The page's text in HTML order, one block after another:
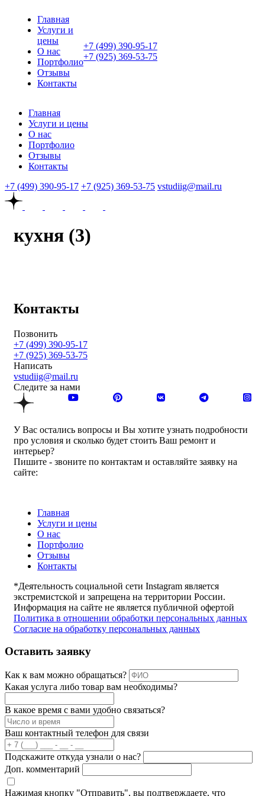
Главная
Услуги и
цены
О нас
Портфолио
Отзывы
Контакты
+7 (499) 390-95-17
+7 (925) 369-53-75
Главная
Услуги и цены
О нас
Портфолио
Отзывы
Контакты
+7 (499) 390-95-17 +7 (925) 369-53-75 vstudiig@mail.ru
кухня (3)
Контакты
У Вас остались вопросы и Вы хотите узнать подробности
про условия и сколько будет стоить Ваш ремонт и
интерьер?
Пишите - звоните по контактам и оставляйте заявку на
сайте:
Главная
Услуги и цены
О нас
Портфолио
Отзывы
Контакты
Позвонить
+7 (499) 390-95-17
+7 (925) 369-53-75
Написать
vstudiig@mail.ru
Следите за нами
*Деятельность социальной сети Instagram является
экстремистской и запрещена на территории России.
Информация на сайте не является публичной офертой
Политика в отношении обработки персональных данных
Согласие на обработку персональных данных
Оставить заявку
Как к вам можно обращаться?
Какая услуга либо товар вам необходимы?
В какое время с вами удобно связаться?
Ваш контактный телефон для связи
Подскажите откуда узнали о нас?
Доп. комментарий
Нажимая кнопку "Отправить", вы подтверждаете, что